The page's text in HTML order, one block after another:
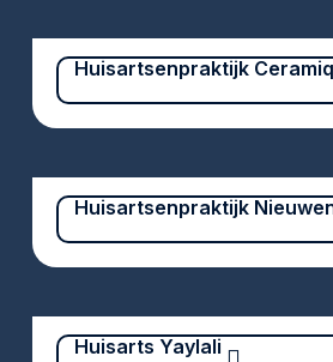
Huisartsenpraktijk
Huisartsenpraktijk
Huisarts Yaylali